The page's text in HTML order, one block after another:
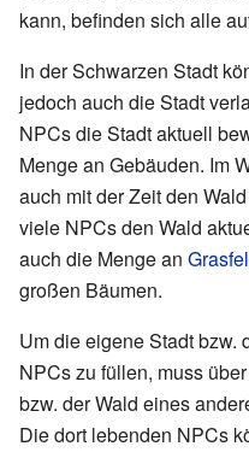
kann, befinden sich alle
In der Schwarzen Stadt
jedoch auch die Stadt
NPCs die Stadt aktuell
Menge an Gebäuden. Im
auch mit der Zeit den
viele NPCs den Wald
auch die Menge an
großen Bäumen.
Um die eigene Stadt bzw.
NPCs zu füllen, muss
bzw. der Wald eines
Die dort lebenden NPCs